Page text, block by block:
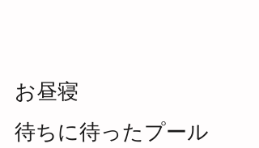
お昼寝
待ちに待ったプール